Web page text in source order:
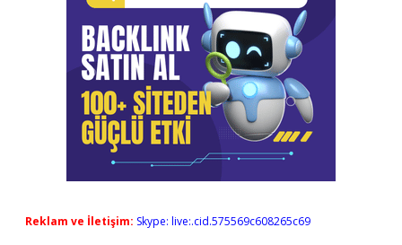
Reklam ve İletişim: Skype: live:.cid.575569c608265c69